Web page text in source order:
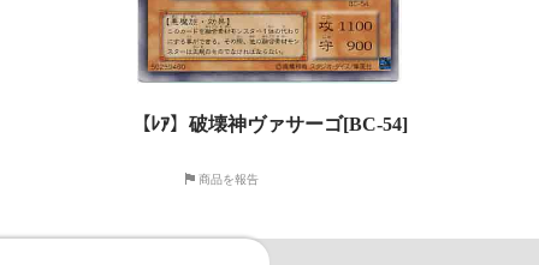
【ﾚｱ】破壊神ヴァサーゴ[BC-54]
商品を報告